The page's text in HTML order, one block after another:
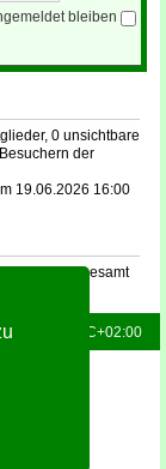
bleiben
0 unsichtbare
der
19.06.2026 16:00
insgesamt
sind UTC+02:00